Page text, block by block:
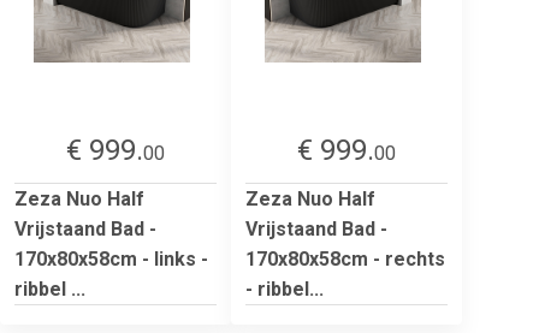
€ 999.00
Zeza Nuo Half
Vrijstaand Bad -
170x80x58cm - links -
ribbel ...
€ 999.00
Zeza Nuo Half
Vrijstaand Bad -
170x80x58cm - rechts
- ribbel...